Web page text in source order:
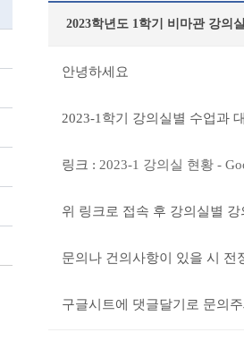
2023학년도 1학기 비마관 강의
안녕하세요
2023-1학기 강의실별 수업과
링크 : 2023-1 강의실 현황 -
위 링크로 접속 후 강의실별
문의나 건의사항이 있을 시 전
구글시트에 댓글달기로 문의